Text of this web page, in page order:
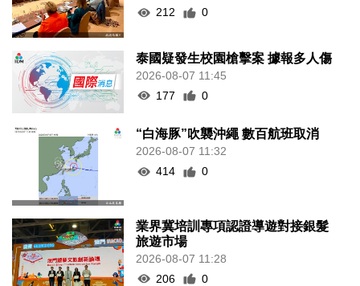
212
0
泰國疑發生校園槍擊案 據報多人傷
2026-08-07 11:45
177
0
“白海豚”吹襲沖繩 數百航班取消
2026-08-07 11:32
414
0
業界冀培訓專項認證導遊對接銀髮
旅遊市場
2026-08-07 11:28
206
0